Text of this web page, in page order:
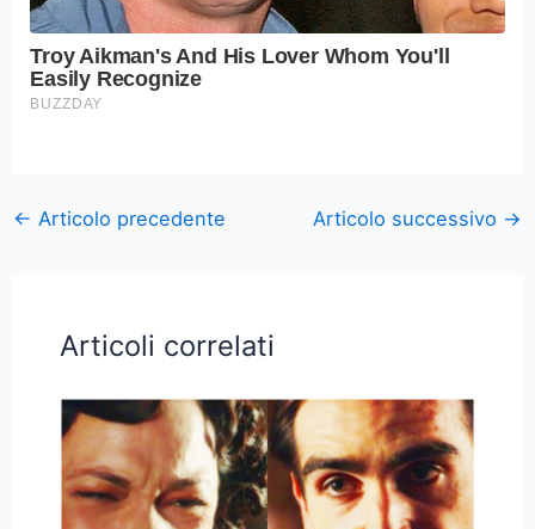
← Articolo precedente Articolo successivo →
Articoli correlati